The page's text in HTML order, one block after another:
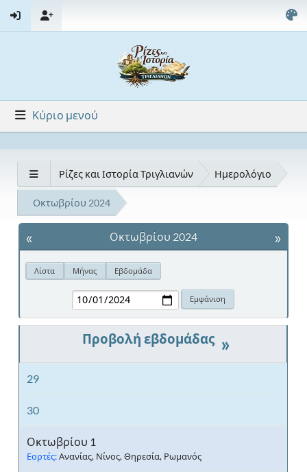
Κύριο μενού
Ρίζες και Ιστορία Τριγλιανών Ημερολόγιο
Οκτωβρίου 2024
« »
Οκτωβρίου 2024
Λίστα Μήνας Εβδομάδα
»
29
30
Οκτωβρίου 1
Εορτές:Ανανίας, Νίνος, Θηρεσία, Ρωμανός